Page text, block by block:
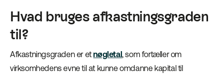
Hvad bruges afkastningsgraden
til?
Afkastningsgraden er etnøgletal, som fortæller om
virksomhedens evne til at kunne omdanne kapital til